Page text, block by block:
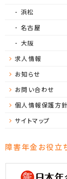
浜松
名古屋
大阪
求人情報
お知らせ
お問い合わせ
個人情報保護方針
サイトマップ
障害年金お役立